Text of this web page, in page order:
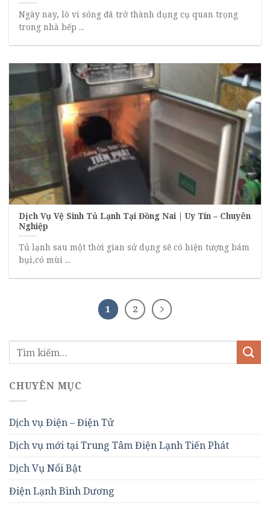
Ngày nay, lò vi sóng đã trở thành dụng cụ quan trọng
trong nhà bếp ...
Dịch Vụ Vệ Sinh Tủ Lạnh Tại Đồng Nai | Uy Tín – Chuyên
Nghiệp
Tủ lạnh sau một thời gian sử dụng sẽ có hiện tượng bám
bụi,có mùi ...
1 2
CHUYÊN MỤC
Dịch vụ Điện – Điện Tử
Dịch vụ mới tại Trung Tâm Điện Lạnh Tiến Phát
Dịch Vụ Nổi Bật
Điện Lạnh Bình Dương